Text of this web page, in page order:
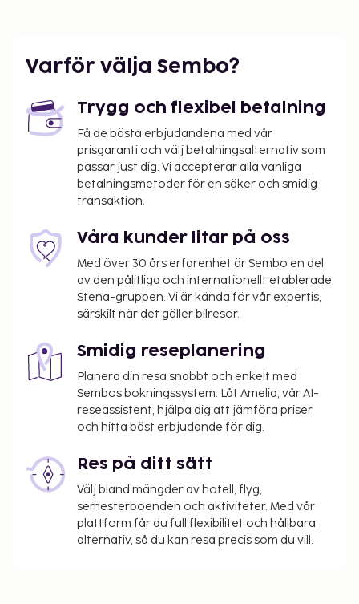
Varför välja Sembo?
Trygg och flexibel betalning
Få de bästa erbjudandena med vår
prisgaranti och välj betalningsalternativ som
passar just dig. Vi accepterar alla vanliga
betalningsmetoder för en säker och smidig
transaktion.
Våra kunder litar på oss
Med över 30 års erfarenhet är Sembo en del
av den pålitliga och internationellt etablerade
Stena-gruppen. Vi är kända för vår expertis,
särskilt när det gäller bilresor.
Smidig reseplanering
Planera din resa snabbt och enkelt med
Sembos bokningssystem. Låt Amelia, vår AI-
reseassistent, hjälpa dig att jämföra priser
och hitta bäst erbjudande för dig.
Res på ditt sätt
Välj bland mängder av hotell, flyg,
semesterboenden och aktiviteter. Med vår
plattform får du full flexibilitet och hållbara
alternativ, så du kan resa precis som du vill.